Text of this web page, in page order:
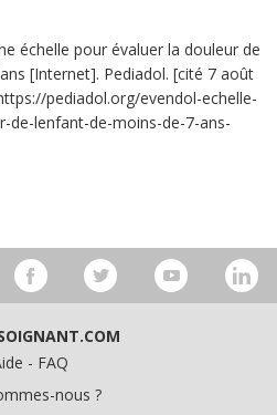
échelle pour évaluer la douleur de
[Internet]. Pediadol. [cité 7 août
pediadol.org/evendol-echelle-
de-lenfant-de-moins-de-7-ans-
- FAQ
nous ?